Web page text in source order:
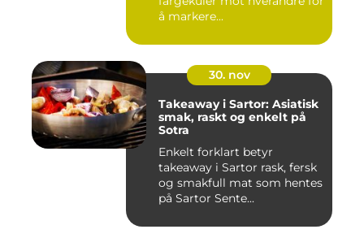
å markere...
30. nov
Takeaway i Sartor: Asiatisk
smak, raskt og enkelt på
Sotra
Enkelt forklart betyr
takeaway i Sartor rask, fersk
og smakfull mat som hentes
på Sartor Sente...